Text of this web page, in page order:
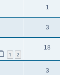
1
n
w
r
3A
n
1 2
18
n
3A